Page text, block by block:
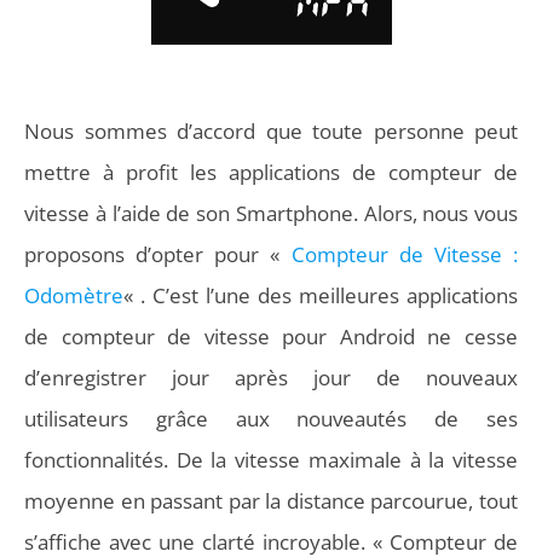
Nous sommes d’accord que toute personne peut
mettre à profit les applications de compteur de
vitesse à l’aide de son Smartphone. Alors, nous vous
proposons d’opter pour « Compteur de Vitesse :
Odomètre« . C’est l’une des meilleures applications
de compteur de vitesse pour Android ne cesse
d’enregistrer jour après jour de nouveaux
utilisateurs grâce aux nouveautés de ses
fonctionnalités. De la vitesse maximale à la vitesse
moyenne en passant par la distance parcourue, tout
s’affiche avec une clarté incroyable. « Compteur de